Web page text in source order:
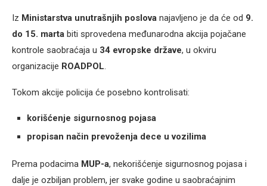
Iz Ministarstva unutrašnjih poslova najavljeno je da će od 9.
do 15. marta biti sprovedena međunarodna akcija pojačane
kontrole saobraćaja u 34 evropske države, u okviru
organizacije ROADPOL.
Tokom akcije policija će posebno kontrolisati:
korišćenje sigurnosnog pojasa
propisan način prevoženja dece u vozilima
Prema podacima MUP-a, nekorišćenje sigurnosnog pojasa i
dalje je ozbiljan problem, jer svake godine u saobraćajnim